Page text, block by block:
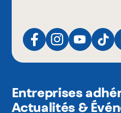
Entreprises
Actualités &